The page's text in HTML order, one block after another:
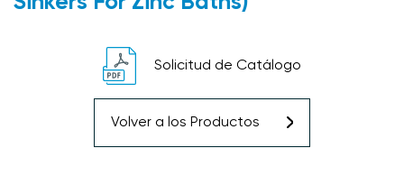
Solicitud de Catálogo
Volver a los Productos